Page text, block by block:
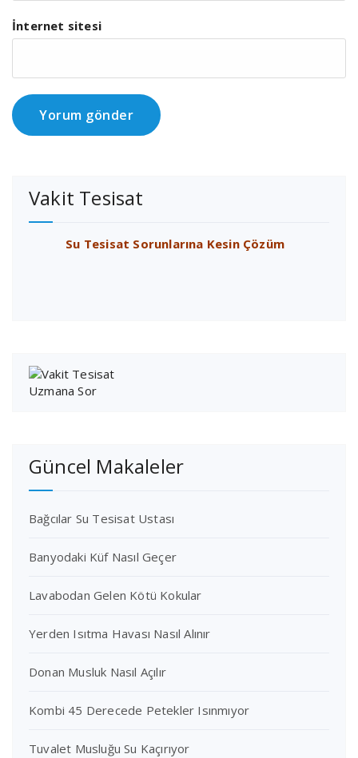
İnternet sitesi
Vakit Tesisat
Su Tesisat Sorunlarına Kesin Çözüm
Güncel Makaleler
Bağcılar Su Tesisat Ustası
Banyodaki Küf Nasıl Geçer
Lavabodan Gelen Kötü Kokular
Yerden Isıtma Havası Nasıl Alınır
Donan Musluk Nasıl Açılır
Kombi 45 Derecede Petekler Isınmıyor
Tuvalet Musluğu Su Kaçırıyor